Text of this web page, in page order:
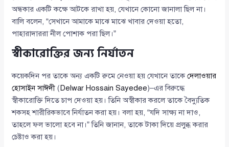
অন্ধকার একটি কক্ষে আটকে রাখা হয়, যেখানে কোনো জানালা ছিল না।
বালি বলেন, “সেখানে আমাকে মাঝে মাঝে খাবার দেওয়া হতো,
পাহারাদাররা নীল পোশাক পরা ছিল।”
স্বীকারোক্তির জন্য নির্যাতন
কয়েকদিন পর তাকে অন্য একটি রুমে নেওয়া হয় যেখানে তাকেদেলাওয়ার
হোসাইন সাঈদী ( Delwar Hossain Sayedee)–এর বিরুদ্ধে
স্বীকারোক্তি দিতে চাপ দেওয়া হয়। তিনি অস্বীকার করলে তাকে বৈদ্যুতিক
শকসহ শারীরিকভাবে নির্যাতন করা হয়। বলা হয়, “যদি সাক্ষ্য না দাও,
তাহলে ফল ভালো হবে না।” তিনি জানান, তাকে টাকা দিয়ে প্রলুব্ধ করার
চেষ্টাও করা হয়।